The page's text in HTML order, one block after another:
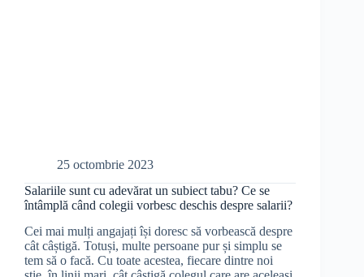
25 octombrie 2023
Salariile sunt cu adevărat un subiect tabu? Ce se
întâmplă când colegii vorbesc deschis despre salarii?
Cei mai mulți angajați își doresc să vorbească despre
cât câștigă. Totuși, multe persoane pur și simplu se
tem să o facă. Cu toate acestea, fiecare dintre noi